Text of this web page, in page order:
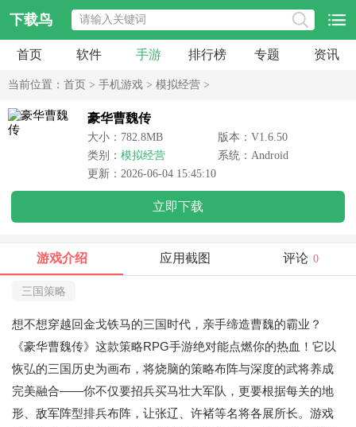
下载鸟
首页 软件 手游 排行榜 专题 资讯
当前位置： 首页 > 手机游戏 > 模拟经营 >
豪华曹魏传
大小：782.8MB
版本：V1.6.50
类别： 模拟经营
系统：Android
更新：2026-06-04 15:45:10
立即下载
游戏介绍 应用截图 评论 0
三国策略
想不想穿越回金戈铁马的三国时代，亲手缔造曹魏的霸业？
《豪华曹魏传》这款策略RPG手游绝对能点燃你的热血！它以
恢弘的三国历史为画布，将烧脑的策略布阵与深度的武将养成
完美融合——你不仅要招兵买马壮大军队，更要根据每关的地
形、敌军阵型排兵布阵，让张辽、许褚等名将各展所长。游戏